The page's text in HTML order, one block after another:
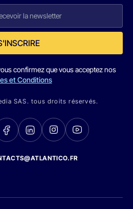
confirmez que vous acceptez nos
et Conditions
SAS. tous droits réservés.